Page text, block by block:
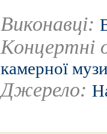
Виконавці:
Концертні
камерної
Джерело: